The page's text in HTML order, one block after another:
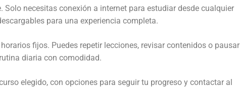
necesitas conexión a internet para estudiar desde cualquier
para una experiencia completa.
fijos. Puedes repetir lecciones, revisar contenidos o pausar
diaria con comodidad.
elegido, con opciones para seguir tu progreso y contactar al